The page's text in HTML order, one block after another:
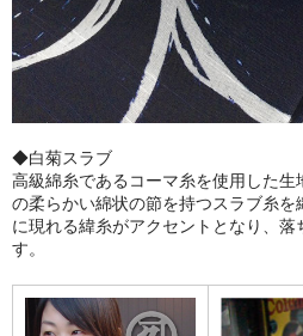
◆白菊スラブ
高級綿糸であるコーマ糸を使用した生
の柔らかい綿状の節を持つスラブ糸
に現れる緯糸がアクセントとなり、
す。